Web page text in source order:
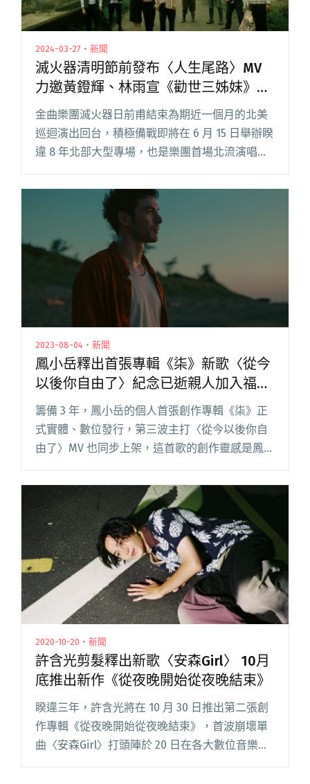
2024-03-27・新聞
滅火器清明節前發布〈人生尾路〉MV
力邀黃鐙輝、林雨宣《勸世三姊妹》卡
司出演
金曲樂團滅火器日前甫結束為期近一個月的北美
巡迴演出回台，積極備戰即將在 6 月 15 日舉辦睽
違 8 年北部大型專場，也是樂團首場北流演唱會
《一生到底》，在思念故人的清明時節前一週，
推出敘述生死議題的〈人生尾路〉MV，由新銳導
演鄔鶴宏執導，閱讀全文 "滅火器清明節前發布
〈人生尾路〉MV 力邀黃鐙輝、林雨宣《勸世三姊
妹》卡司出演"
2023-08-04・新聞
鳳小岳釋出首張專輯《柒》新歌〈從今
以後你自由了〉紀念已逝親人加入福音
元素
籌備 3 年，鳳小岳的個人首張創作專輯《柒》正
式實體、數位發行，第三波主打〈從今以後你自
由了〉MV 也同步上架，這首歌的創作靈感是鳳小
岳紀念逝去的親人；不同於上波主打〈給你〉是
從新生命做為起點，用溫暖的口吻唱出以不同視
角看世界的美好。 新歌閱讀全文 "鳳小岳釋出首
張專輯《柒》新歌〈從今以後你自由了〉紀念已
逝親人加入福音元素"
2020-10-20・新聞
許含光剪髮釋出新歌〈安森Girl〉 10月
底推出新作《從夜晚開始從夜晚結束》
睽違三年，許含光將在 10 月 30 日推出第二張創
作專輯《從夜晚開始從夜晚結束》，首波崩壞單
曲〈安森Girl〉打頭陣於 20 日在各大數位音樂平